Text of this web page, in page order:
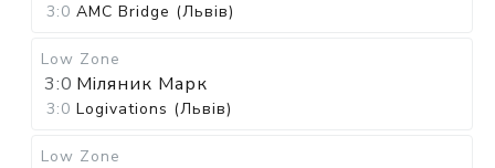
3:0 AMC Bridge (Львів)
Low Zone
3:0 Міляник Марк
3:0 Logivations (Львів)
Low Zone